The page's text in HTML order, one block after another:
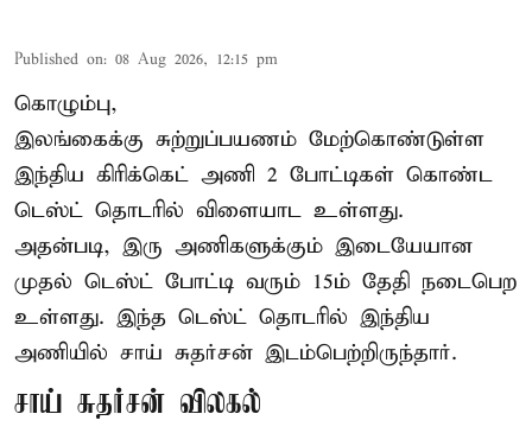
Published on: 08 Aug 2026, 12:15 pm
கொழும்பு,
இலங்கைக்கு சுற்றுப்பயணம் மேற்கொண்டுள்ள
இந்திய கிரிக்கெட் அணி 2 போட்டிகள் கொண்ட
டெஸ்ட் தொடரில் விளையாட உள்ளது.
அதன்படி, இரு அணிகளுக்கும் இடையேயான
முதல் டெஸ்ட் போட்டி வரும் 15ம் தேதி நடைபெற
உள்ளது. இந்த டெஸ்ட் தொடரில் இந்திய
அணியில் சாய் சுதர்சன் இடம்பெற்றிருந்தார்.
சாய் சுதர்சன் விலகல்